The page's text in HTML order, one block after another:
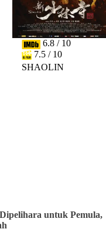
6.8 / 10
7.5 / 10
SHAOLIN
untuk Pemula,